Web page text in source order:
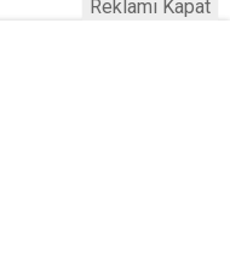
Reklamı Kapat